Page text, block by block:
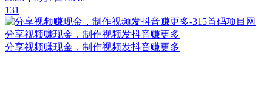
131
分享视频赚现金，制作视频发抖音赚更多
分享视频赚现金，制作视频发抖音赚更多